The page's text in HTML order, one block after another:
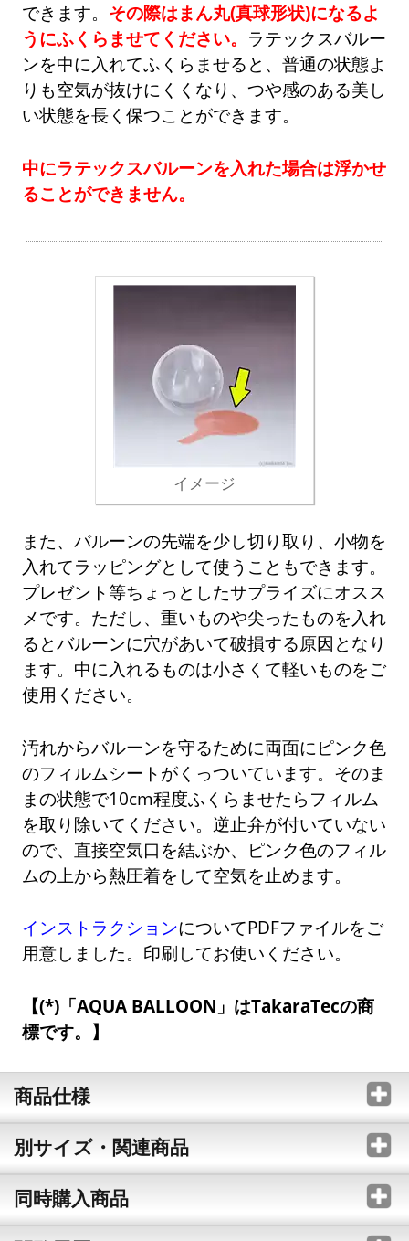
できます。 その際はまん丸(真球形状)になるよ
うにふくらませてください。 ラテックスバルー
ンを中に入れてふくらませると、普通の状態よ
りも空気が抜けにくくなり、つや感のある美し
い状態を長く保つことができます。
中にラテックスバルーンを入れた場合は浮かせ
ることができません。
イメージ
また、バルーンの先端を少し切り取り、小物を
入れてラッピングとして使うこともできます。
プレゼント等ちょっとしたサプライズにオスス
メです。ただし、重いものや尖ったものを入れ
るとバルーンに穴があいて破損する原因となり
ます。中に入れるものは小さくて軽いものをご
使用ください。
汚れからバルーンを守るために両面にピンク色
のフィルムシートがくっついています。そのま
まの状態で10cm程度ふくらませたらフィルム
を取り除いてください。逆止弁が付いていない
ので、直接空気口を結ぶか、ピンク色のフィル
ムの上から熱圧着をして空気を止めます。
インストラクションについてPDFファイルをご
用意しました。印刷してお使いください。
(*)「AQUA BALLOON」はTakaraTecの商
標です。
商品仕様
別サイズ・関連商品
同時購入商品